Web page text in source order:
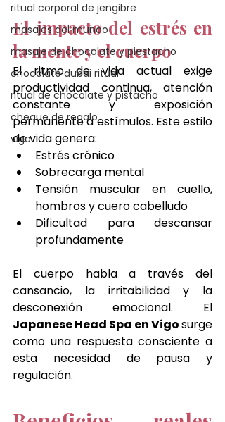
ritual corporal de jengibre
masajes del mundo
masaje de chocolate y piestacho
chocolate dubai ritual
ritual de chocolate y pistacho
cheque de regalo
vigo
El impacto del estrés en
la mente y el cuerpo
El ritmo de vida actual exige
productividad continua, atención
constante y exposición
permanente a estímulos. Este estilo
de vida genera:
Estrés crónico
Sobrecarga mental
Tensión muscular en cuello,
hombros y cuero cabelludo
Dificultad para descansar
profundamente
El cuerpo habla a través del
cansancio, la irritabilidad y la
Japanese Head Spa en Vigo surge
como una respuesta consciente a
esta necesidad de pausa y
regulación.